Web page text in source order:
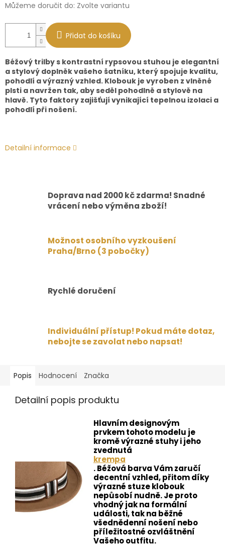
Můžeme doručit do: Zvolte variantu
Přidat do košíku
Béžový trilby s kontrastní rypsovou stuhou je elegantní
a stylový doplněk vašeho šatníku, který spojuje kvalitu,
pohodlí a výrazný vzhled. Klobouk je vyroben z vlněné
plsti a navržen tak, aby seděl pohodlně a stylově na
hlavě. Tyto faktory zajišťují vynikající tepelnou izolaci a
pohodlí při nošení.
Detailní informace
Doprava nad 2000 kč zdarma! Snadné
vrácení nebo výměna zboží!
Možnost osobního vyzkoušení
Praha/Brno (3 pobočky)
Rychlé doručení
Individuální přístup! Pokud máte dotaz,
nebojte se zavolat nebo napsat!
Popis Hodnocení Značka
Detailní popis produktu
Hlavním designovým
prvkem tohoto modelu je
kromě výrazné stuhy i jeho
zvednutá
krempa
. Béžová barva Vám zaručí
decentní vzhled, přitom díky
výrazné stuze klobouk
nepůsobí nudně. Je proto
vhodný jak na formální
události, tak na běžné
všednědenní nošení nebo
příležitostné ozvláštnění
Vašeho outfitu.